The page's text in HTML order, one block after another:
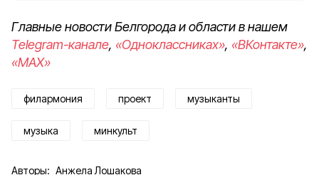
Главные новости Белгорода и области в нашем
Telegram-канале, «Одноклассниках», «ВКонтакте»,
«MAX»
филармония проект музыканты
музыка минкульт
Авторы: Анжела Лошакова